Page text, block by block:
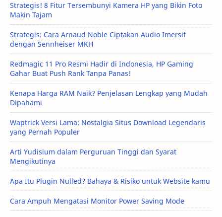
Strategis! 8 Fitur Tersembunyi Kamera HP yang Bikin Foto
Makin Tajam
Strategis: Cara Arnaud Noble Ciptakan Audio Imersif
dengan Sennheiser MKH
Redmagic 11 Pro Resmi Hadir di Indonesia, HP Gaming
Gahar Buat Push Rank Tanpa Panas!
Kenapa Harga RAM Naik? Penjelasan Lengkap yang Mudah
Dipahami
Waptrick Versi Lama: Nostalgia Situs Download Legendaris
yang Pernah Populer
Arti Yudisium dalam Perguruan Tinggi dan Syarat
Mengikutinya
Apa Itu Plugin Nulled? Bahaya & Risiko untuk Website kamu
Cara Ampuh Mengatasi Monitor Power Saving Mode